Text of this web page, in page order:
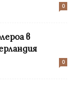
0
в
0